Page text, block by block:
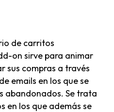
de carritos
on sirve para animar
sus compras a través
emails en los que se
abandonados. Se trata
en los que además se